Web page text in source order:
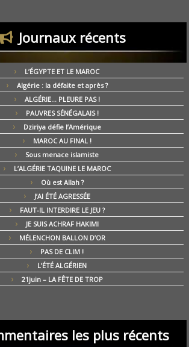
Journaux récents
L’ÉGYPTE ET LE MAROC
Algérie : la défaite et après ?
ALGÉRIE… PLEURE PAS !
PAUVRES SÉNÉGALAIS !
Dziriya défie l’Amérique
MAROC AU FINAL !
Sous menace islamiste
L’ALGÉRIE TAQUINE LE MAROC
Où est Allah ?
J’AI ÉTÉ AGRESSÉE
FAUT-IL INTERDIRE LE JEU ?
JE SUIS ACHRAF HAKIMI
MÉLENCHON BALLON D’OR
PAS DE CLIM !
L’ÉTÉ ALGÉRIEN
21juin – LA FÊTE DE TROP
les plus récents